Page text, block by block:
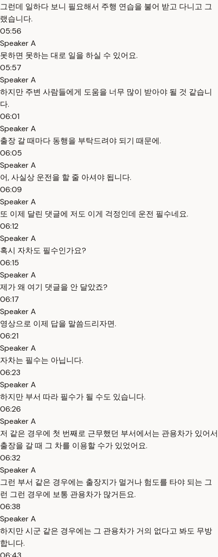
그런데 일하다 보니 필요해서 주행 연습을 불어 받고 다니고 그
랬습니다.
05:56
Speaker A
못하면 못하는 대로 일을 하실 수 있어요.
05:57
Speaker A
하지만 주변 사람들에게 도움을 너무 많이 받아야 될 것 같습니
다.
06:01
Speaker A
출장 갈 때마다 동행을 부탁드려야 되기 때문에.
06:05
Speaker A
어, 사실상 운전을 할 줄 아셔야 됩니다.
06:09
Speaker A
또 이제 달린 댓글에 저도 이게 걱정인데 운전 필수네요.
06:12
Speaker A
혹시 자차도 필수인가요?
06:15
Speaker A
제가 왜 여기 댓글을 안 달았죠?
06:17
Speaker A
영상으로 이제 답을 말씀드리자면.
06:21
Speaker A
자차는 필수는 아닙니다.
06:23
Speaker A
하지만 부서 따라 필수가 될 수도 있습니다.
06:26
Speaker A
저 같은 경우에 첫 번째로 근무했던 부서에서는 관용차가 있어서
출장을 갈 때 그 차를 이용할 수가 있었어요.
06:32
Speaker A
그런 부서 같은 경우에는 출장지가 멀거나 험도를 타야 되는 그
런 그런 경우에 보통 관용차가 많거든요.
06:38
Speaker A
하지만 시군 같은 경우에는 그 관용차가 거의 없다고 봐도 무방
합니다.